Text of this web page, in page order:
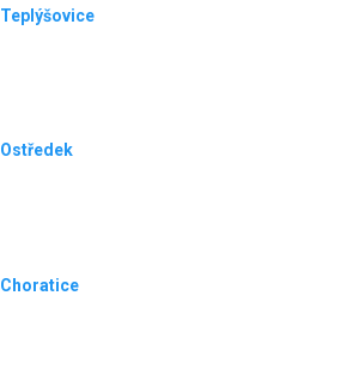
Teplýšovice
Ostředek
Choratice